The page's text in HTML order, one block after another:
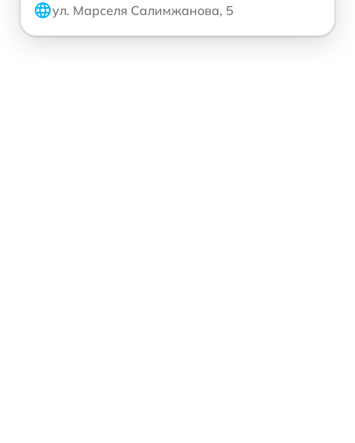
ул. Марселя Салимжанова, 5